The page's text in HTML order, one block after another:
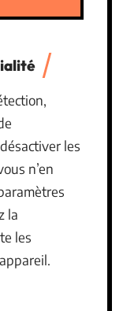
les
n’en
la
les